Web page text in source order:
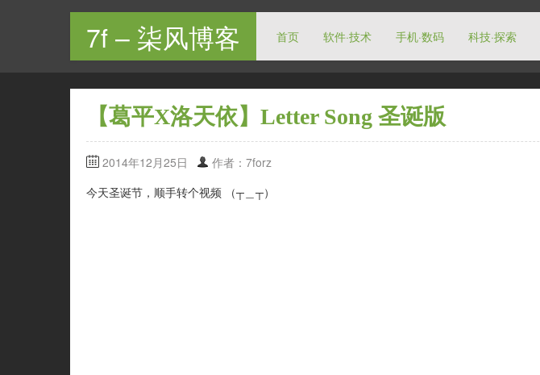
7f – 柒风博客 首页 软件·技术 手机·数码 科技·探索
【葛平X洛天依】Letter Song 圣诞版
2014年12月25日 作者：7forz
今天圣诞节，顺手转个视频 （┬＿┬）